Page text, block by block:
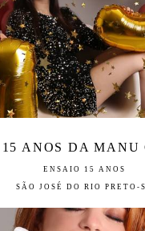
ANOS DA MANU
ENSAIO 15 ANOS
SÃO JOSÉ DO RIO PRETO-